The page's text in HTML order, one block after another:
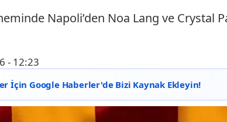
Napoli’den Noa Lang ve Crystal
- 12:23
İçin Google Haberler'de Bizi Kaynak Ekleyin!